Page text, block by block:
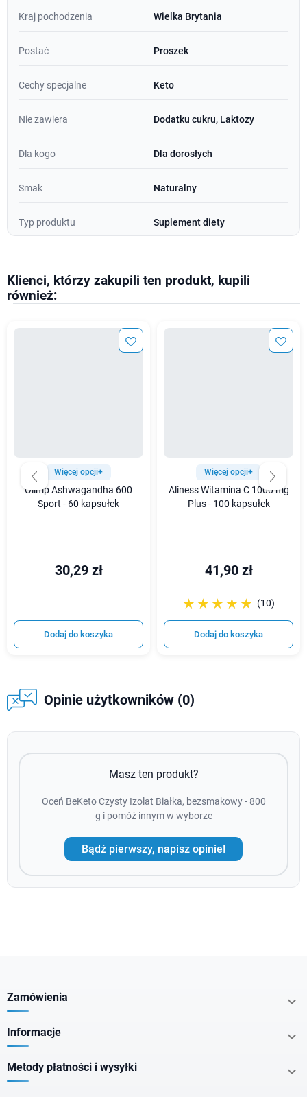
Kraj pochodzenia Wielka Brytania
Postać Proszek
Cechy specjalne Keto
Nie zawiera Dodatku cukru, Laktozy
Dla kogo Dla dorosłych
Smak Naturalny
Typ produktu Suplement diety
Klienci, którzy zakupili ten produkt, kupili
również:
Więcej opcji+
Olimp Ashwagandha 600
Sport - 60 kapsułek
30,29 zł
Dodaj do koszyka
Więcej opcji+
Aliness Witamina C 1000 mg
Plus - 100 kapsułek
41,90 zł
☆☆☆☆☆
★★★★★ (10)
Dodaj do koszyka
Opinie użytkowników (0)
Masz ten produkt?
Oceń BeKeto Czysty Izolat Białka, bezsmakowy - 800
g i pomóż innym w wyborze
Bądź pierwszy, napisz opinie!
Zamówienia 
Informacje 
Metody płatności i wysyłki 